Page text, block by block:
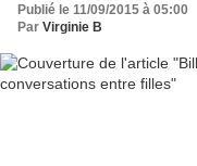
Publié le 11/09/2015 à 05:00
Par Virginie B